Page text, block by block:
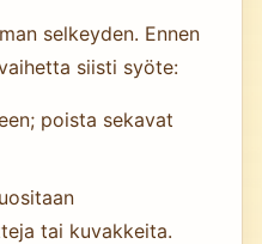
selkeyden. Ennen
siisti syöte:
poista sekavat
tai kuvakkeita.